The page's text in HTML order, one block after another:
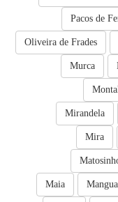
Pacos de
Oliveira de Frades
Murca
Mirandela
Mira
Maia